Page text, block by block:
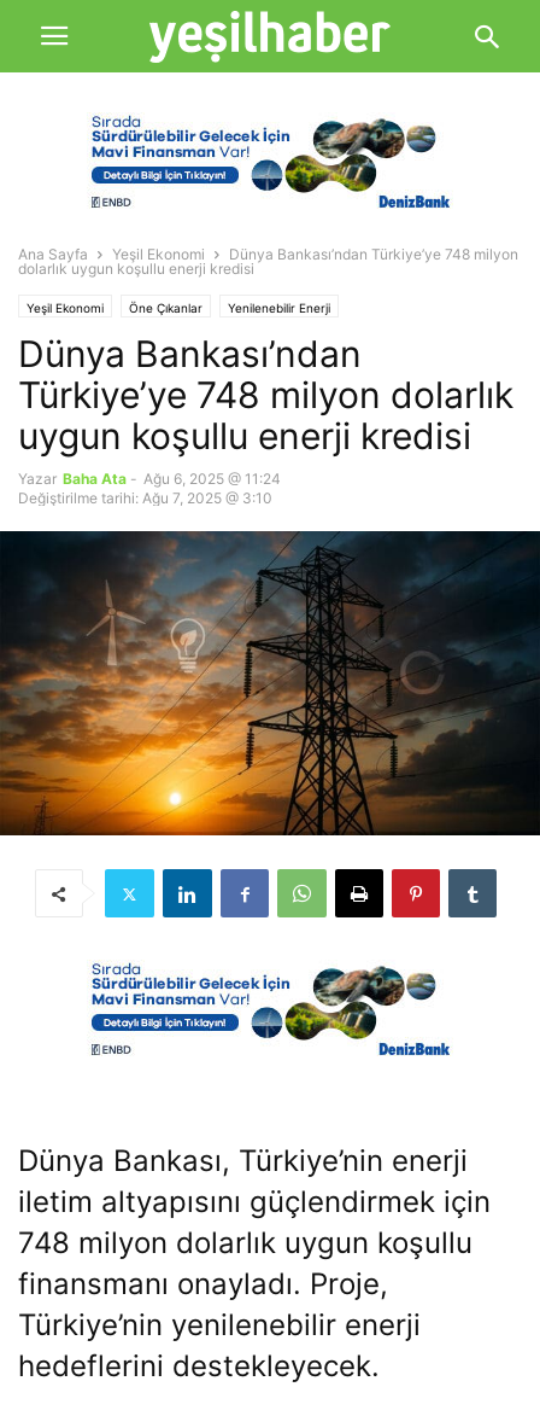
Ana Sayfa Yeşil Ekonomi
Dünya Bankası’ndan Türkiye’ye 748 milyon
dolarlık uygun koşullu enerji kredisi
Yeşil Ekonomi Öne Çıkanlar Yenilenebilir Enerji
Dünya Bankası’ndan
Türkiye’ye 748 milyon dolarlık
uygun koşullu enerji kredisi
Yazar Baha Ata - Ağu 6, 2025 @ 11:24
Değiştirilme tarihi: Ağu 7, 2025 @ 3:10
Dünya Bankası, Türkiye’nin enerji
iletim altyapısını güçlendirmek için
748 milyon dolarlık uygun koşullu
finansmanı onayladı. Proje,
Türkiye’nin yenilenebilir enerji
hedeflerini destekleyecek.